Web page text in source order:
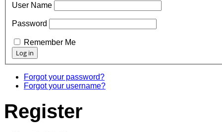
User Name
Password
Remember Me
Forgot your password?
Forgot your username?
Register